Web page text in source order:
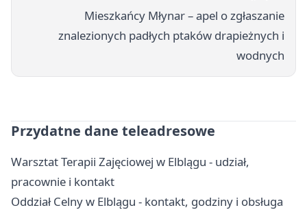
Mieszkańcy Młynar – apel o zgłaszanie
znalezionych padłych ptaków drapieżnych i
wodnych
Przydatne dane teleadresowe
Warsztat Terapii Zajęciowej w Elblągu - udział,
pracownie i kontakt
Oddział Celny w Elblągu - kontakt, godziny i obsługa